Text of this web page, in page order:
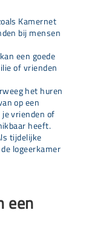
Kamernet
bij mensen
een goede
of vrienden
het huren
op een
vrienden of
heeft.
tijdelijke
logeerkamer
een